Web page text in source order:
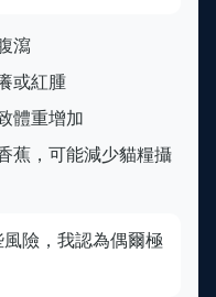
瀉
或紅腫
體重增加
蕉，可能減少貓糧攝
險，我認為偶爾極